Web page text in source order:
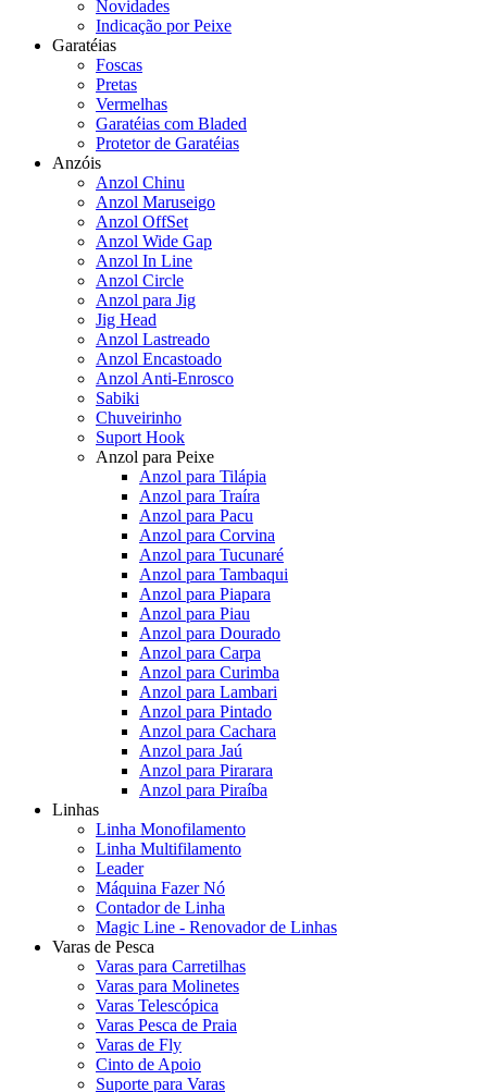
Novidades
Indicação por Peixe
Garatéias
Foscas
Pretas
Vermelhas
Garatéias com Bladed
Protetor de Garatéias
Anzóis
Anzol Chinu
Anzol Maruseigo
Anzol OffSet
Anzol Wide Gap
Anzol In Line
Anzol Circle
Anzol para Jig
Jig Head
Anzol Lastreado
Anzol Encastoado
Anzol Anti-Enrosco
Sabiki
Chuveirinho
Suport Hook
Anzol para Peixe
Anzol para Tilápia
Anzol para Traíra
Anzol para Pacu
Anzol para Corvina
Anzol para Tucunaré
Anzol para Tambaqui
Anzol para Piapara
Anzol para Piau
Anzol para Dourado
Anzol para Carpa
Anzol para Curimba
Anzol para Lambari
Anzol para Pintado
Anzol para Cachara
Anzol para Jaú
Anzol para Pirarara
Anzol para Piraíba
Linhas
Linha Monofilamento
Linha Multifilamento
Leader
Máquina Fazer Nó
Contador de Linha
Magic Line - Renovador de Linhas
Varas de Pesca
Varas para Carretilhas
Varas para Molinetes
Varas Telescópica
Varas Pesca de Praia
Varas de Fly
Cinto de Apoio
Suporte para Varas